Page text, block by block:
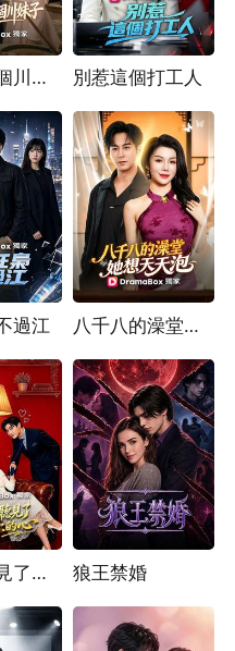
顧家來了個川妹子 別惹這個打工人
過江 八千八的澡堂，她想天天泡
某天我聽見了你的心 狼王禁婚